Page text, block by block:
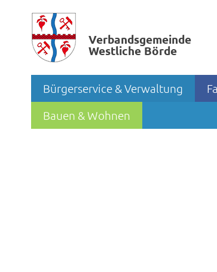
Verbands­gemeinde
Westliche Börde
Bürgerservice & Verwaltung
Bauen & Wohnen